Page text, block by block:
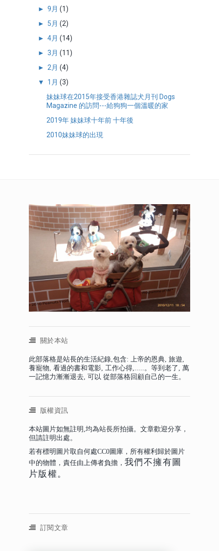
►9月(1)
► 5月(2)
►4月(14)
►3月(11)
►2月(4)
▼ 1月(3)
妹妹球在2015年接受香港雜誌犬月刊 Dogs
Magazine 的訪問---給狗狗一個溫暖的家
2019年 妹妹球十年前 十年後
2010妹妹球的出現
關於本站
此部落格是站長的生活紀錄,包含: 上帝的恩典, 旅遊,
養寵物, 看過的書和電影, 工作心得,.....。等到老了, 萬
一記憶力漸漸退去, 可以 從部落格回顧自己的一生。
版權資訊
本站圖片如無註明,均為站長所拍攝。文章歡迎分享，
但請註明出處。
若有標明圖片取自何處CC0圖庫，所有權利歸於圖片
中的物體，責任由上傳者負擔， 我們不擁有圖
片版權。
訂閱文章